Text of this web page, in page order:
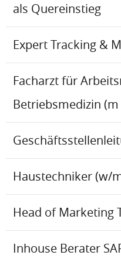
als Quereinstieg
Expert Tracking &
Facharzt für
Betriebsmedizin
Haustechniker (w/
Head of Marketing
Inhouse Berater